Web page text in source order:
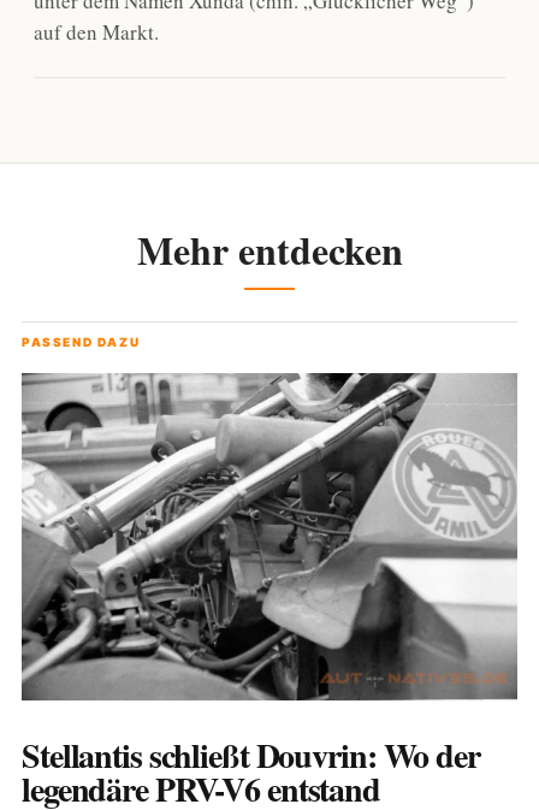
auf den Markt.
Mehr entdecken
PASSEND DAZU
Stellantis schließt Douvrin: Wo der
legendäre PRV-V6 entstand